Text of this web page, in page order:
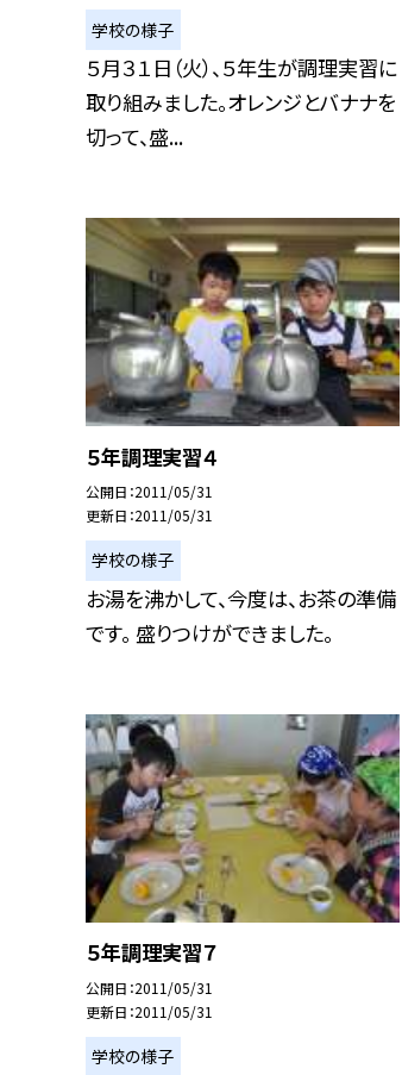
学校の様子
５月３１日（火）、５年生が調理実習に
取り組みました。オレンジとバナナを
切って、盛...
５年調理実習４
公開日 2011/05/31
更新日 2011/05/31
学校の様子
お湯を沸かして、今度は、お茶の準備
です。 盛りつけができました。
５年調理実習７
公開日 2011/05/31
更新日 2011/05/31
学校の様子